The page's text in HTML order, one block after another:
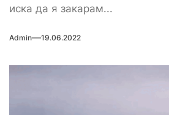
иска да я закарам...
Admin 19.06.2022